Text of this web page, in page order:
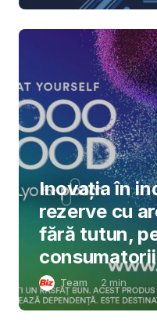
Inovația în
rezerve cu
fără tutun,
Team 2 min